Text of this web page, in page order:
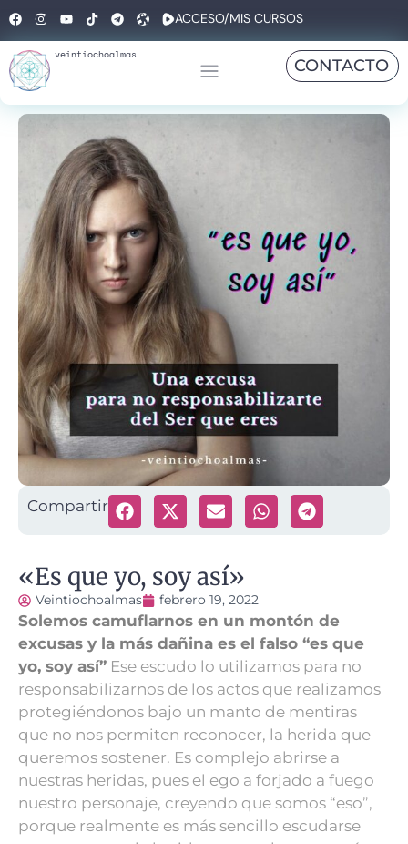
ACCESO/MIS CURSOS
veintiochoalmas
CONTACTO
Compartir
«Es que yo, soy así»
Veintiochoalmas febrero 19, 2022
Solemos camuflarnos en un montón de
excusas y la más dañina es el falso “es que
yo, soy así” Ese escudo lo utilizamos para no
responsabilizarnos de los actos que realizamos
protegiéndonos bajo un manto de mentiras
que no nos permiten reconocer, la herida que
queremos sostener. Es complejo abrirse a
nuestras heridas, pues el ego a forjado a fuego
nuestro personaje, creyendo que somos “eso”,
porque realmente es más sencillo escudarse